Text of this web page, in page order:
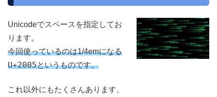
Unicodeでスペースを指定してお
ります。
今回使っているのは1/4emになる
U+2005というものです。
これ以外にもたくさんあります。